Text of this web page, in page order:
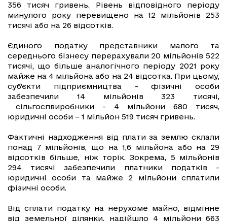
356 тисяч гривень. Рівень відповідного періоду
минулого року перевищено на 12 мільйонів 253
тисячі або на 26 відсотків.
Єдиного податку представники малого та
середнього бізнесу перерахували 20 мільйонів 522
тисячі, що більше аналогічного періоду 2021 року
майже на 4 мільйона або на 24 відсотка. При цьому,
суб’єкти підприємництва - фізичні особи
забезпечили 14 мільйонів 323 тисячі,
сільгоспвиробники - 4 мільйони 680 тисяч,
юридичні особи – 1 мільйон 519 тисяч гривень.
Фактичні надходження від плати за землю склали
понад 7 мільйонів, що на 1,6 мільйона або на 29
відсотків більше, ніж торік. Зокрема, 5 мільйонів
294 тисячі забезпечили платники податків -
юридичні особи та майже 2 мільйони сплатили
фізичні особи.
Від сплати податку на нерухоме майно, відмінне
від земельної ділянки, надійшло 4 мільйони 663